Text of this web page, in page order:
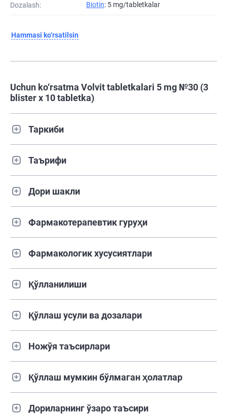
Dozalash: Biotin: 5 mg/tabletkalar
Hammasi ko‘rsatilsin
Uchun ko‘rsatma Volvit tabletkalari 5 mg №30 (3
blister х 10 tabletka)
Таркиби
Таърифи
Дори шакли
Фармакотерапевтик гуруҳи
Фармакологик хусусиятлари
Қўлланилиши
Қўллаш усули ва дозалари
Ножўя таъсирлари
Қўллаш мумкин бўлмаган ҳолатлар
Дориларнинг ўзаро таъсири